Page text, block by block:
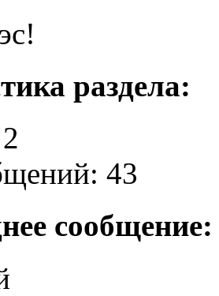
раздела:
43
сообщение: